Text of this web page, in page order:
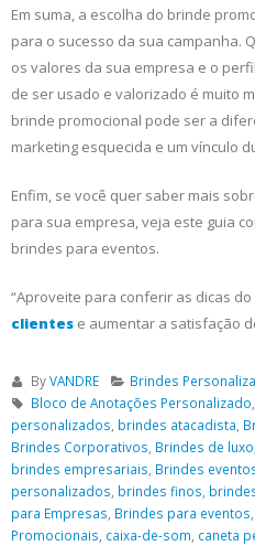
Em suma, a escolha do brinde
para o sucesso da sua campanha.
os valores da sua empresa e o
de ser usado e valorizado é muito
brinde promocional pode ser a
marketing esquecida e um vínculo
Enfim, se você quer saber mais
para sua empresa, veja este guia
brindes para eventos.
“Aproveite para conferir as dicas do
clientes e aumentar a satisfação
ByVANDRE
Brindes
Bloco de Anotações Personalizado,
personalizados, brindes atacadista,
Brindes Corporativos, Brindes de luxo
brindes empresariais, Brindes
personalizados, brindes finos,
para Empresas, Brindes para eventos,
Promocionais, caixa-de-som, caneta